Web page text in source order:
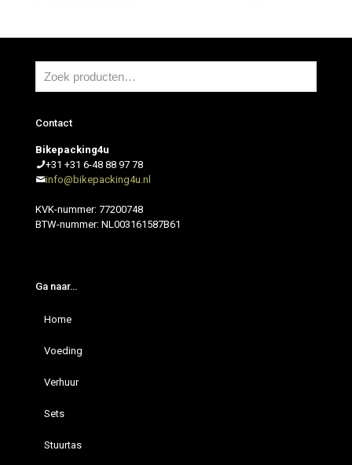
Contact
Bikepacking4u
+31 +31 6-48 88 97 78
info@bikepacking4u.nl
KVK-nummer: 77200748
BTW-nummer: NL003161587B61
Ga naar…
Home
Voeding
Verhuur
Sets
Stuurtas